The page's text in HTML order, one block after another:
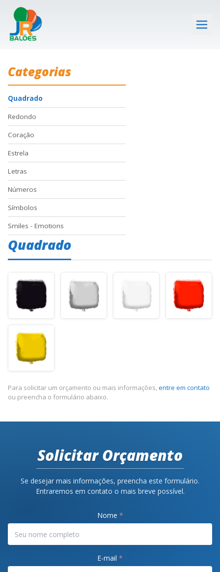
Categorias
Quadrado
Redondo
Coração
Estrela
Letras
Números
Símbolos
Smiles - Emotions
Quadrado
Para solicitar um orçamento ou mais informações,entre em contato
ou preencha o formulário abaixo.
Solicitar Orçamento
Se desejar mais informações, preencha este formulário.
Entraremos em contato o mais breve possível.
Nome *
E-mail *